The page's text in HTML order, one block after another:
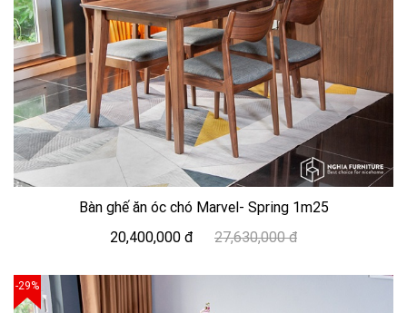
Bàn ghế ăn óc chó Marvel- Spring 1m25
20,400,000 đ
27,630,000 đ
-29%